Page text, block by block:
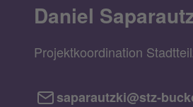
Daniel
Projektkoordination
saparautzki@stz-